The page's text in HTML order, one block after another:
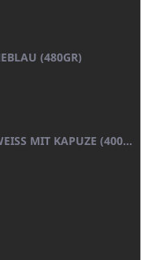
(480GR)
KINDERBADEMANTEL BEYAZ, FROTE WEISS MIT KAPUZE (400GR)